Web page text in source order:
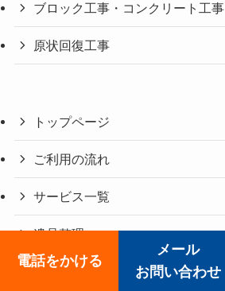
ブロック工事・コンクリート工事
原状回復工事
トップページ
ご利用の流れ
サービス一覧
遺品整理
ゴミ屋敷片付け
電話をかける
メール
お問い合わせ